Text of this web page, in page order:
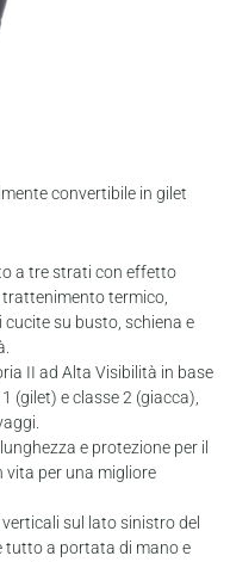
convertibile in gilet
a tre strati con effetto
termico,
su busto, schiena e
II ad Alta Visibilità in base
(gilet) e classe 2 (giacca),
e protezione per il
vita per una migliore
sul lato sinistro del
tutto a portata di mano e